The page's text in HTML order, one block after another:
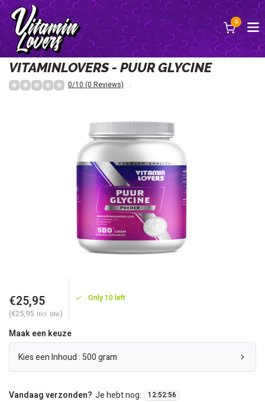
0
Terug
VITAMINLOVERS - PUUR GLYCINE
0/10 (0 Reviews)
€25,95
(€25,95 Incl. btw)
Only 10 left
Maak een keuze
Kies een Inhoud : 500 gram
Vandaag verzonden? Je hebt nog: 12:52:55